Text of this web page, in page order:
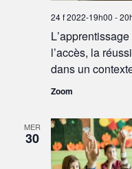
l’accès, la
dans un
24 f 2022-19h00 -
Zoom
MER
30